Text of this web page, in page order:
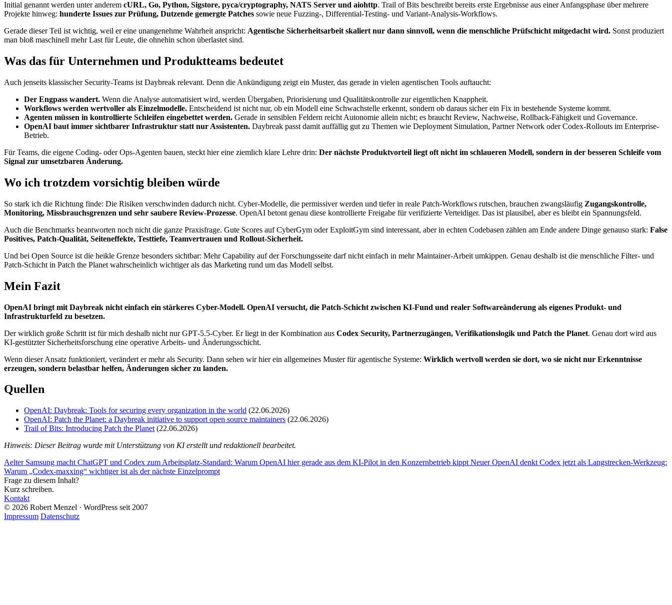
Initial genannt werden unter anderem cURL, Go, Python, Sigstore, pyca/cryptography, NATS Server und aiohttp. Trail of Bits beschreibt bereits erste Ergebnisse aus einer Anfangsphase über mehrere
Projekte hinweg: hunderte Issues zur Prüfung, Dutzende gemergte Patches sowie neue Fuzzing-, Differential-Testing- und Variant-Analysis-Workflows.
Gerade dieser Teil ist wichtig, weil er eine unangenehme Wahrheit anspricht: Agentische Sicherheitsarbeit skaliert nur dann sinnvoll, wenn die menschliche Prüfschicht mitgedacht wird. Sonst produziert
man bloß maschinell mehr Last für Leute, die ohnehin schon überlastet sind.
Was das für Unternehmen und Produktteams bedeutet
Auch jenseits klassischer Security-Teams ist Daybreak relevant. Denn die Ankündigung zeigt ein Muster, das gerade in vielen agentischen Tools auftaucht:
Der Engpass wandert. Wenn die Analyse automatisiert wird, werden Übergaben, Priorisierung und Qualitätskontrolle zur eigentlichen Knappheit.
Workflows werden wertvoller als Einzelmodelle. Entscheidend ist nicht nur, ob ein Modell eine Schwachstelle erkennt, sondern ob daraus sicher ein Fix in bestehende Systeme kommt.
Agenten müssen in kontrollierte Schleifen eingebettet werden. Gerade in sensiblen Feldern reicht Autonomie allein nicht; es braucht Review, Nachweise, Rollback-Fähigkeit und Governance.
OpenAI baut immer sichtbarer Infrastruktur statt nur Assistenten. Daybreak passt damit auffällig gut zu Themen wie Deployment Simulation, Partner Network oder Codex-Rollouts im Enterprise-
Betrieb.
Für Teams, die eigene Coding- oder Ops-Agenten bauen, steckt hier eine ziemlich klare Lehre drin: Der nächste Produktvorteil liegt oft nicht im schlaueren Modell, sondern in der besseren Schleife vom
Signal zur umsetzbaren Änderung.
Wo ich trotzdem vorsichtig bleiben würde
So stark ich die Richtung finde: Die Risiken verschwinden dadurch nicht. Cyber-Modelle, die permissiver werden und tiefer in reale Patch-Workflows rutschen, brauchen zwangsläufig Zugangskontrolle,
Monitoring, Missbrauchsgrenzen und sehr saubere Review-Prozesse. OpenAI betont genau diese kontrollierte Freigabe für verifizierte Verteidiger. Das ist plausibel, aber es bleibt ein Spannungsfeld.
Auch die Benchmarks beantworten noch nicht die ganze Praxisfrage. Gute Scores auf CyberGym oder ExploitGym sind interessant, aber in echten Codebasen zählen am Ende andere Dinge genauso stark: False
Positives, Patch-Qualität, Seiteneffekte, Testtiefe, Teamvertrauen und Rollout-Sicherheit.
Und bei Open Source ist die heikle Grenze besonders sichtbar: Mehr Capability auf der Forschungsseite darf nicht einfach in mehr Maintainer-Arbeit umkippen. Genau deshalb ist die menschliche Filter- und
Patch-Schicht in Patch the Planet wahrscheinlich wichtiger als das Marketing rund um das Modell selbst.
Mein Fazit
OpenAI bringt mit Daybreak nicht einfach ein stärkeres Cyber-Modell. OpenAI versucht, die Patch-Schicht zwischen KI-Fund und realer Softwareänderung als eigenes Produkt- und
Infrastrukturfeld zu besetzen.
Der wirklich große Schritt ist für mich deshalb nicht nur GPT‑5.5‑Cyber. Er liegt in der Kombination aus Codex Security, Partnerzugängen, Verifikationslogik und Patch the Planet. Genau dort wird aus
KI-gestützter Sicherheitsforschung eine operative Arbeits- und Änderungsschicht.
Wenn dieser Ansatz funktioniert, verändert er mehr als Security. Dann sehen wir hier ein allgemeines Muster für agentische Systeme: Wirklich wertvoll werden sie dort, wo sie nicht nur Erkenntnisse
erzeugen, sondern belastbar helfen, Änderungen sicher zu landen.
Quellen
OpenAI: Daybreak: Tools for securing every organization in the world (22.06.2026)
OpenAI: Patch the Planet: a Daybreak initiative to support open source maintainers (22.06.2026)
Trail of Bits: Introducing Patch the Planet (22.06.2026)
Hinweis: Dieser Beitrag wurde mit Unterstützung von KI erstellt und redaktionell bearbeitet.
Aelter Samsung macht ChatGPT und Codex zum Arbeitsplatz-Standard: Warum OpenAI hier gerade aus dem KI-Pilot in den Konzernbetrieb kippt Neuer OpenAI denkt Codex jetzt als Langstrecken-Werkzeug:
Warum „Codex-maxxing“ wichtiger ist als der nächste Einzelprompt
Frage zu diesem Inhalt?
Kurz schreiben.
Kontakt
© 2026 Robert Menzel · WordPress seit 2007
Impressum Datenschutz